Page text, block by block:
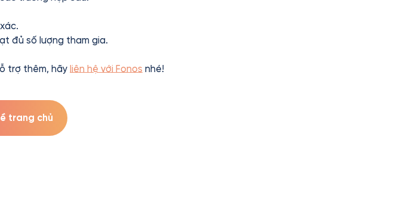
đủ số lượng tham gia.
trợ thêm, hãy liên hệ với Fonos nhé!
trang chủ